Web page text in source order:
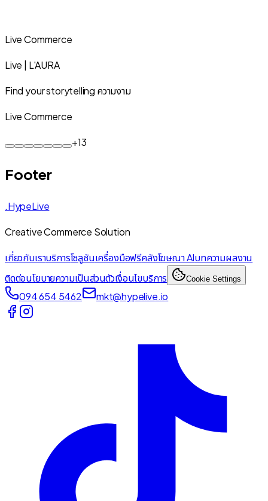
Live Commerce
Live | L'AURA
Find your storytelling ความงาม
Live Commerce
+13
Footer
.HypeLive
Creative Commerce Solution
เกี่ยวกับเราบริการโซลูชันเครื่องมือฟรีคลังโฆษณา AIบทความผลงาน
ติดต่อนโยบายความเป็นส่วนตัวเงื่อนไขบริการ Cookie Settings
094 654 5462 mkt@hypelive.io